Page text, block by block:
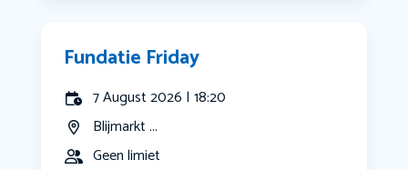
Fundatie Friday
7 August 2026 | 18:20
Blijmarkt ...
Geen limiet